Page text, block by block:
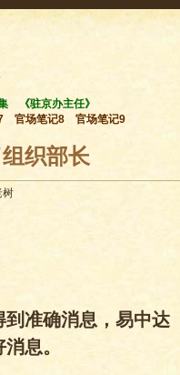
《驻京办主任》
官场笔记8 官场笔记9
织部长
树
准确消息，易中达
息。